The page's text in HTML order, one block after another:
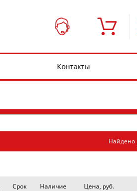
Контакты
Найдено
Срок Наличие Цена, руб.